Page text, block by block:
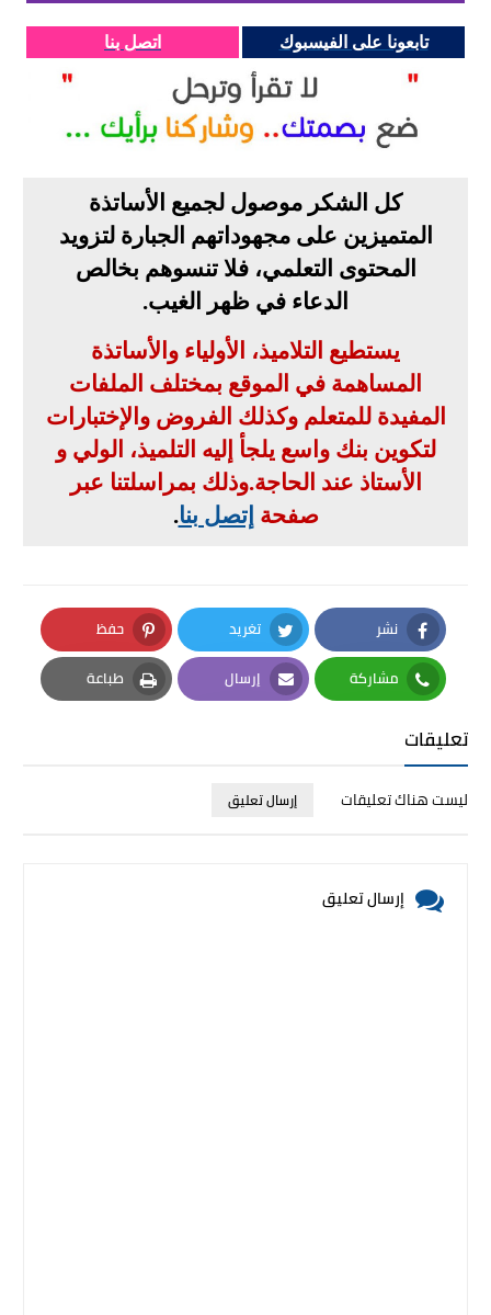
تابعونا على الفيسبوك اتصل بنا
كل الشكر موصول لجميع الأساتذة
المتميزين على مجهوداتهم الجبارة لتزويد
المحتوى التعلمي، فلا تنسوهم بخالص
الدعاء في ظهر الغيب.
يستطيع التلاميذ، الأولياء والأساتذة
المساهمة في الموقع بمختلف الملفات
المفيدة للمتعلم وكذلك الفروض والإختبارات
لتكوين بنك واسع يلجأ إليه التلميذ، الولي و
الأستاذ عند الحاجة.وذلك بمراسلتنا عبر
صفحة إتصل بنا.
نشر
Facebook
تغريد
Twitter
حفظ
Pinterest
مشاركة
Whatsapp
إرسال
Email
طباعة
Print
تعليقات
ليست هناك تعليقات إرسال تعليق
إرسال تعليق